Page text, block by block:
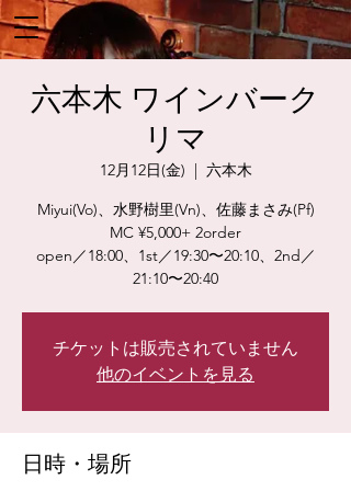
六本木 ワインバーク
リマ
12月12日(金)
  |
六本木
Miyui(Vo)、水野樹里(Vn)、佐藤まさみ(Pf)
MC ¥5,000+ 2order
open／18:00、1st／19:30〜20:10、2nd／
21:10〜20:40
チケットは販売されていません
他のイベントを見る
日時・場所